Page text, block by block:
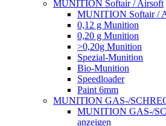
MUNITION Softair / Airsoft
MUNITION Softair /
0,12 g Munition
0,20 g Munition
>0,20g Munition
Spezial-Munition
Bio-Munition
Speedloader
Paint 6mm
MUNITION GAS-/
MUNITION GAS-/
anzeigen